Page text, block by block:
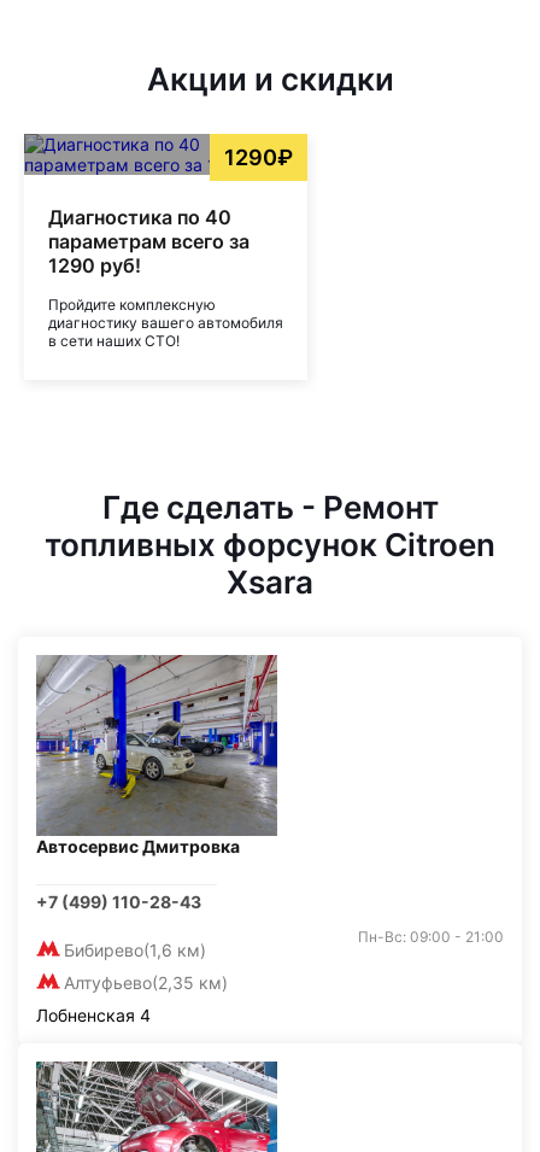
Акции и скидки
1290₽
Диагностика по 40
параметрам всего за
1290 руб!
Пройдите комплексную
диагностику вашего автомобиля
в сети наших СТО!
Где сделать - Ремонт
топливных форсунок Citroen
Xsara
Автосервис Дмитровка
+7 (499) 110-28-43
Бибирево(1,6 км)
Алтуфьево(2,35 км)
Пн-Вс: 09:00 - 21:00
Лобненская 4